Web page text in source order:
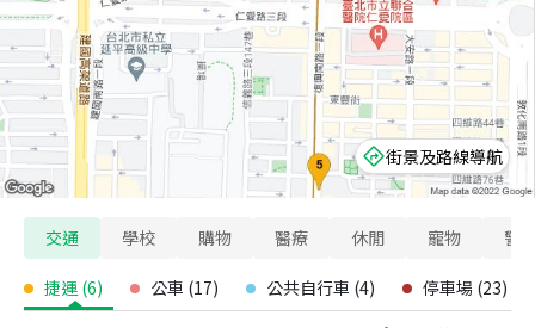
街景及路線導航
交通 學校 購物 醫療 休閒 寵物 警
捷運 (6) 公車 (17) 公共自行車 (4) 停車場 (23)